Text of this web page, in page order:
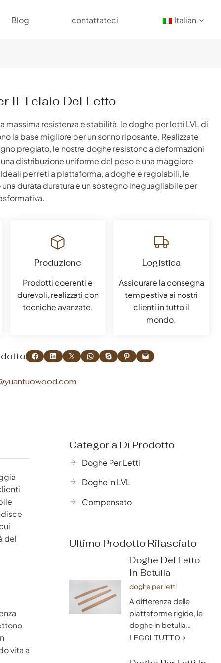
Blog contattateci Italian
Il Telaio Del Letto
massima resistenza e stabilità, le doghe per letti LVL di
la base migliore per un sonno riposante. Realizzate
pregiato, le nostre doghe resistono a deformazioni
distribuzione uniforme del peso e una maggiore
per reti a piattaforma, a doghe e regolabili, le
durata duratura e un sostegno ineguagliabile per
Produzione
Prodotti coerenti e
durevoli, realizzati con
tecniche avanzate.
Logistica
Assicurare la consegna
tempestiva ai nostri
clienti in tutto il
mondo.
Condividi su Facebook
Condividi su LinkedIn
Condividi su X Condividi su WhatsApp
Condividi su SkypeCondividi su Pinterest
Spedisci questa pagina via email
del
vita a
Categoria Di Prodotto
Doghe Per Letti
Doghe In LVL
Compensato
Ultimo Prodotto Rilasciato
Doghe Del Letto
In Betulla
doghe per letti
A differenza delle
piattaforme rigide, le
doghe in betulla
favoriscono
traspirazione,
LEGGI TUTTO